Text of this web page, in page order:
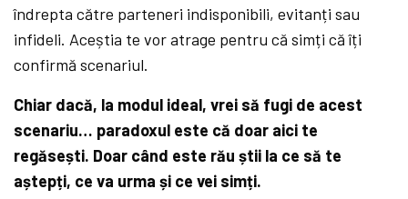
îndrepta către parteneri indisponibili, evitanți sau
infideli. Aceștia te vor atrage pentru că simți că îți
confirmă scenariul.
Chiar dacă, la modul ideal, vrei să fugi de acest
scenariu… paradoxul este că doar aici te
regăsești. Doar când este rău știi la ce să te
aștepți, ce va urma și ce vei simți.